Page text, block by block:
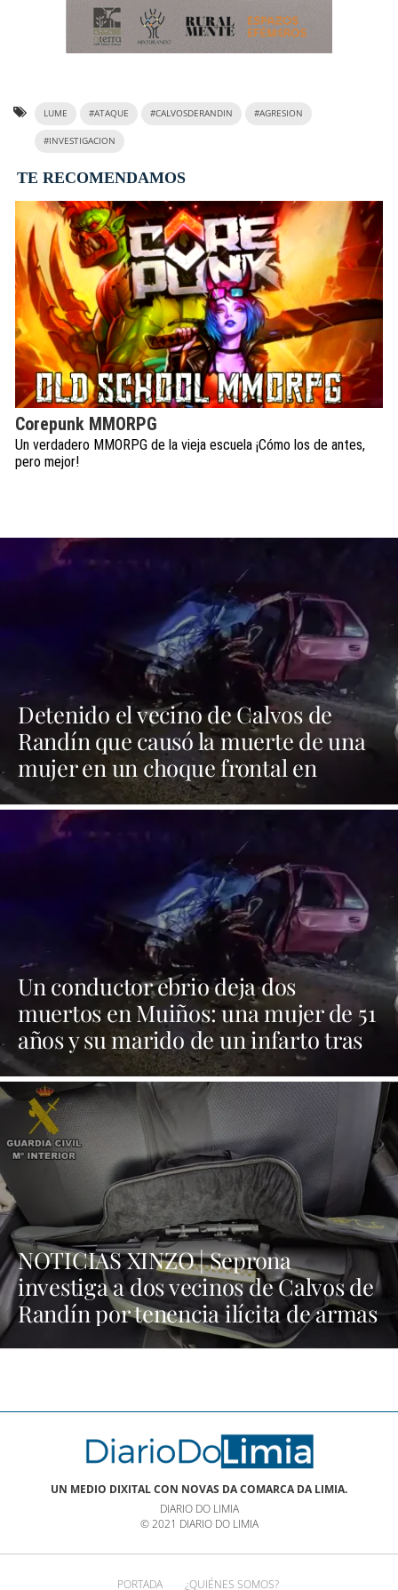
LUME #ATAQUE #CALVOSDERANDIN #AGRESION
#INVESTIGACION
TE RECOMENDAMOS
Corepunk MMORPG
Un verdadero MMORPG de la vieja escuela ¡Cómo los de antes,
pero mejor!
Detenido el vecino de Calvos de
Randín que causó la muerte de una
mujer en un choque frontal en
Muiños
Un conductor ebrio deja dos
muertos en Muiños: una mujer de 51
años y su marido de un infarto tras
la noticia
NOTICIAS XINZO | Seprona
investiga a dos vecinos de Calvos de
Randín por tenencia ilícita de armas
UN MEDIO DIXITAL CON NOVAS DA COMARCA DA LIMIA.
DIARIO DO LIMIA
© 2021 DIARIO DO LIMIA
PORTADA ¿QUIÉNES SOMOS?